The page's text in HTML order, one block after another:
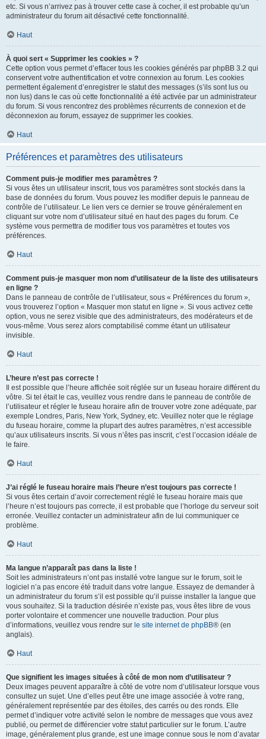
etc. Si vous n’arrivez pas à trouver cette case à cocher, il est probable qu’un
administrateur du forum ait désactivé cette fonctionnalité.
Haut
À quoi sert « Supprimer les cookies » ?
Cette option vous permet d’effacer tous les cookies générés par phpBB 3.2 qui
conservent votre authentification et votre connexion au forum. Les cookies
permettent également d’enregistrer le statut des messages (s’ils sont lus ou
non lus) dans le cas où cette fonctionnalité a été activée par un administrateur
du forum. Si vous rencontrez des problèmes récurrents de connexion et de
déconnexion au forum, essayez de supprimer les cookies.
Haut
Préférences et paramètres des utilisateurs
Comment puis-je modifier mes paramètres ?
Si vous êtes un utilisateur inscrit, tous vos paramètres sont stockés dans la
base de données du forum. Vous pouvez les modifier depuis le panneau de
contrôle de l’utilisateur. Le lien vers ce dernier se trouve généralement en
cliquant sur votre nom d’utilisateur situé en haut des pages du forum. Ce
système vous permettra de modifier tous vos paramètres et toutes vos
préférences.
Haut
Comment puis-je masquer mon nom d’utilisateur de la liste des utilisateurs
en ligne ?
Dans le panneau de contrôle de l’utilisateur, sous « Préférences du forum »,
vous trouverez l’option « Masquer mon statut en ligne ». Si vous activez cette
option, vous ne serez visible que des administrateurs, des modérateurs et de
vous-même. Vous serez alors comptabilisé comme étant un utilisateur
invisible.
Haut
L’heure n’est pas correcte !
Il est possible que l’heure affichée soit réglée sur un fuseau horaire différent du
vôtre. Si tel était le cas, veuillez vous rendre dans le panneau de contrôle de
l’utilisateur et régler le fuseau horaire afin de trouver votre zone adéquate, par
exemple Londres, Paris, New York, Sydney, etc. Veuillez noter que le réglage
du fuseau horaire, comme la plupart des autres paramètres, n’est accessible
qu’aux utilisateurs inscrits. Si vous n’êtes pas inscrit, c’est l’occasion idéale de
le faire.
Haut
J’ai réglé le fuseau horaire mais l’heure n’est toujours pas correcte !
Si vous êtes certain d’avoir correctement réglé le fuseau horaire mais que
l’heure n’est toujours pas correcte, il est probable que l’horloge du serveur soit
erronée. Veuillez contacter un administrateur afin de lui communiquer ce
problème.
Haut
Ma langue n’apparaît pas dans la liste !
Soit les administrateurs n’ont pas installé votre langue sur le forum, soit le
logiciel n’a pas encore été traduit dans votre langue. Essayez de demander à
un administrateur du forum s’il est possible qu’il puisse installer la langue que
vous souhaitez. Si la traduction désirée n’existe pas, vous êtes libre de vous
porter volontaire et commencer une nouvelle traduction. Pour plus
d’informations, veuillez vous rendre sur le site internet de phpBB® (en
anglais).
Haut
Que signifient les images situées à côté de mon nom d’utilisateur ?
Deux images peuvent apparaître à côté de votre nom d’utilisateur lorsque vous
consultez un sujet. Une d’elles peut être une image associée à votre rang,
généralement représentée par des étoiles, des carrés ou des ronds. Elle
permet d’indiquer votre activité selon le nombre de messages que vous avez
publié, ou permet de différencier votre statut particulier sur le forum. L’autre
image, généralement plus grande, est une image connue sous le nom d’avatar